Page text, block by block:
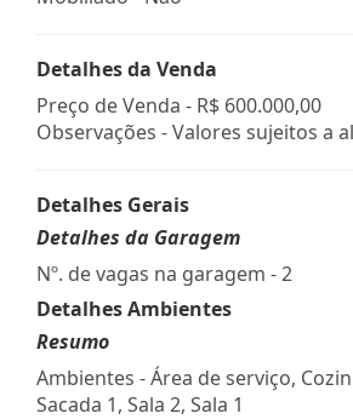
Detalhes da Venda
Preço de Venda - R$ 600.000,00
Observações - Valores sujeitos a
Detalhes Gerais
Detalhes da Garagem
Nº. de vagas na garagem - 2
Detalhes Ambientes
Resumo
Ambientes - Área de serviço,
Sacada 1, Sala 2, Sala 1